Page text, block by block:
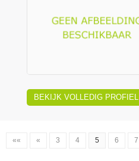
BEKIJK VOLLEDIG PROFIEL
«« « 3 4 5 6 7